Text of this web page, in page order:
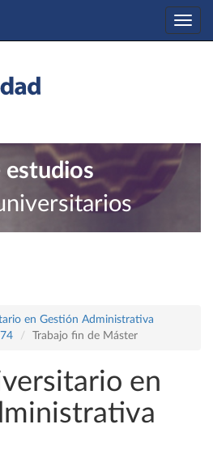
estudios
en Gestión Administrativa
Trabajo fin de Máster
en